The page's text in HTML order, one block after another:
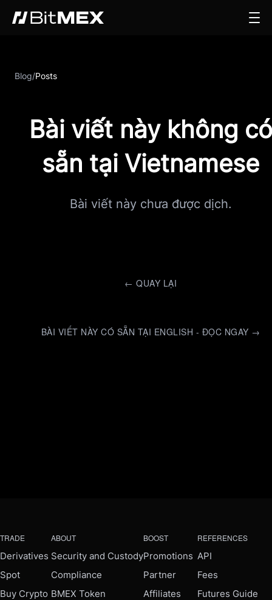
Blog/Posts
Bài viết này không có
sẵn tại Vietnamese
Bài viết này chưa được dịch.
← QUAY LẠI
BÀI VIẾT NÀY CÓ SẴN TẠI ENGLISH - ĐỌC NGAY →
TRADE
Derivatives
Spot
Buy Crypto
ABOUT
Security and Custody
Compliance
BMEX Token
BOOST
Promotions
Partner
Affiliates
REFERENCES
API
Fees
Futures Guide